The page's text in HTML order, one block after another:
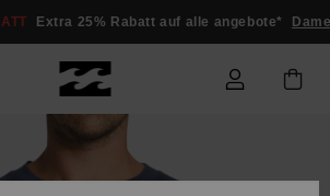
Extra 25% Rabatt auf alle angebote* Damen